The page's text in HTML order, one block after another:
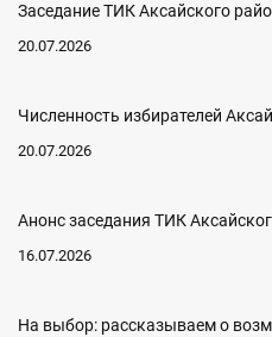
Заседание ТИК Аксайского
20.07.2026
Численность избирателей
20.07.2026
Анонс заседания ТИК
16.07.2026
На выбор: рассказываем о